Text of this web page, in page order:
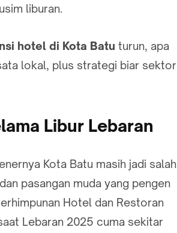
liburan.
hotel di Kota Batu turun, apa
lokal, plus strategi biar sektor
Libur Lebaran
Kota Batu masih jadi salah
pasangan muda yang pengen
Hotel dan Restoran
Lebaran 2025 cuma sekitar